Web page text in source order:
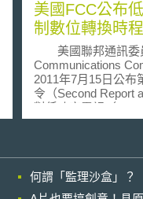
美國FCC公布
制數位轉換時程
美國聯邦通訊委
Communications
2011年7月15日公布
令（Second Report
對低功率電視（low
簡稱LPTV）數位轉
電視訊號的放送，但
全功率電視台，並未
何謂「監理沙盒」？